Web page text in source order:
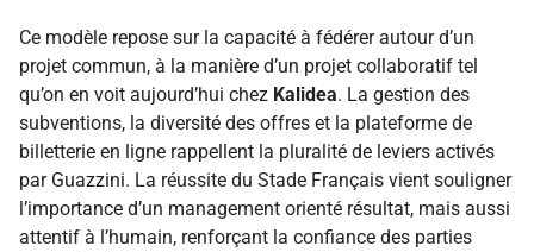
Ce modèle repose sur la capacité à fédérer autour d’un
projet commun, à la manière d’un projet collaboratif tel
qu’on en voit aujourd’hui chez Kalidea. La gestion des
subventions, la diversité des offres et la plateforme de
billetterie en ligne rappellent la pluralité de leviers activés
par Guazzini. La réussite du Stade Français vient souligner
l’importance d’un management orienté résultat, mais aussi
attentif à l’humain, renforçant la confiance des parties